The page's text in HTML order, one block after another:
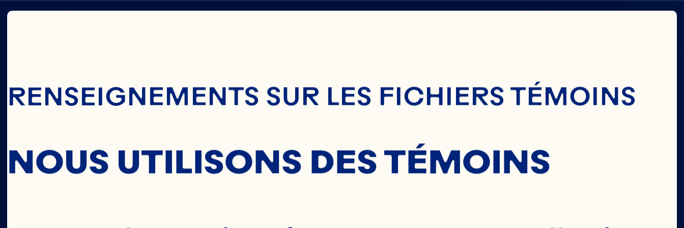
RENSEIGNEMENTS SUR LES FICHIERS TÉMOINS
NOUS UTILISONS DES TÉMOINS